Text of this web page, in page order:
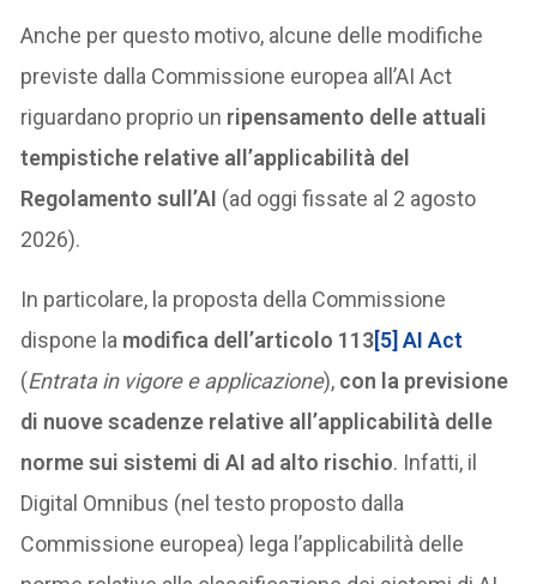
Anche per questo motivo, alcune delle modifiche
previste dalla Commissione europea all’AI Act
riguardano proprio un ripensamento delle attuali
tempistiche relative all’applicabilità del
Regolamento sull’AI (ad oggi fissate al 2 agosto
2026).
In particolare, la proposta della Commissione
dispone la modifica dell’articolo 113[5] AI Act
(Entrata in vigore e applicazione), con la previsione
di nuove scadenze relative all’applicabilità delle
norme sui sistemi di AI ad alto rischio. Infatti, il
Digital Omnibus (nel testo proposto dalla
Commissione europea) lega l’applicabilità delle